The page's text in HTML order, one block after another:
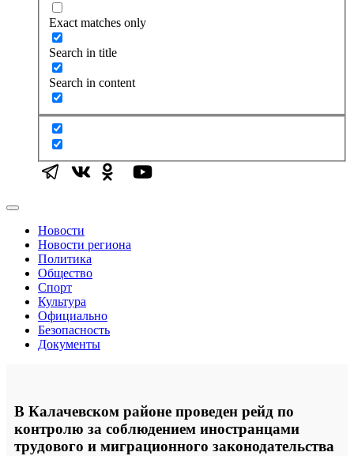
Exact matches only
Search in title
Search in content
Новости
Новости региона
Политика
Общество
Спорт
Культура
Официально
Безопасность
Документы
В Калачевском районе проведен рейд по
контролю за соблюдением иностранцами
трудового и миграционного законодательства